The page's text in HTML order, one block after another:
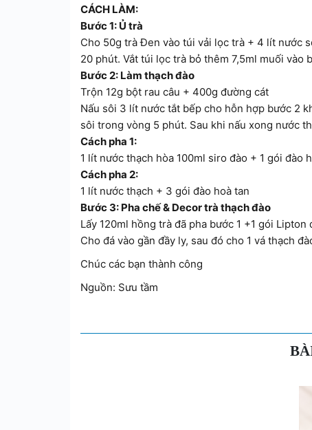
CÁCH LÀM:
Bước 1: Ủ trà
Cho 50g trà Đen vào túi vải lọc trà + 4 lít nước
20 phút. Vắt túi lọc trà bỏ thêm 7,5ml muối
Bước 2: Làm thạch đào
Trộn 12g bột rau câu + 400g đường cát
Nấu sôi 3 lít nước tắt bếp cho hỗn hợp bước 2
sôi trong vòng 5 phút. Sau khi nấu xong nước
Cách pha 1:
1 lít nước thạch hòa 100ml siro đào + 1 gói đào
Cách pha 2:
1 lít nước thạch + 3 gói đào hoà tan
Bước 3: Pha chế & Decor trà thạch đào
Lấy 120ml hồng trà đã pha bước 1 +1 gói
Cho đá vào gần đầy ly, sau đó cho 1 vá thạch
Chúc các bạn thành công
Nguồn: Sưu tầm